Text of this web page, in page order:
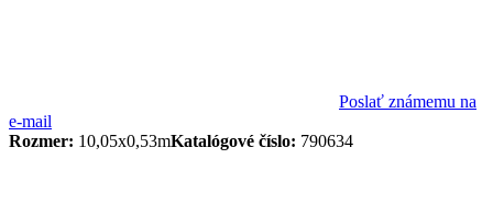
Poslať známemu na
e-mail
Rozmer: 10,05x0,53mKatalógové číslo: 790634